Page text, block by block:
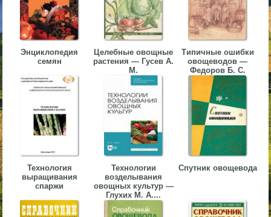
Энциклопедия
семян
Целебные овощные
растения — Гусев А.
М.
Типичные ошибки
овощеводов —
Федоров Б. С.
Технология
выращивания
спаржи
Технологии
возделывания
овощных культур —
Глухих М. А....
Спутник овощевода
▼
▼